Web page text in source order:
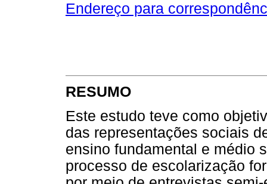
Endereço para
RESUMO
Este estudo teve como
das representações sociais
ensino fundamental e médio
processo de escolarização